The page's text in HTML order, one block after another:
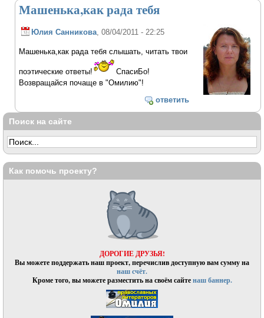
Машенька,как рада тебя
Юлия Санникова, 08/04/2011 - 22:25
Машенька,как рада тебя слышать, читать твои
поэтические ответы!
СпасиБо!
Возвращайся почаще в "Омилию"!
ответить
Поиск на сайте
Как помочь проекту?
ДОРОГИЕ ДРУЗЬЯ!
Вы можете поддержать наш проект, перечислив доступную вам сумму на
наш счёт.
Кроме того, вы можете разместить на своём сайтенаш баннер.